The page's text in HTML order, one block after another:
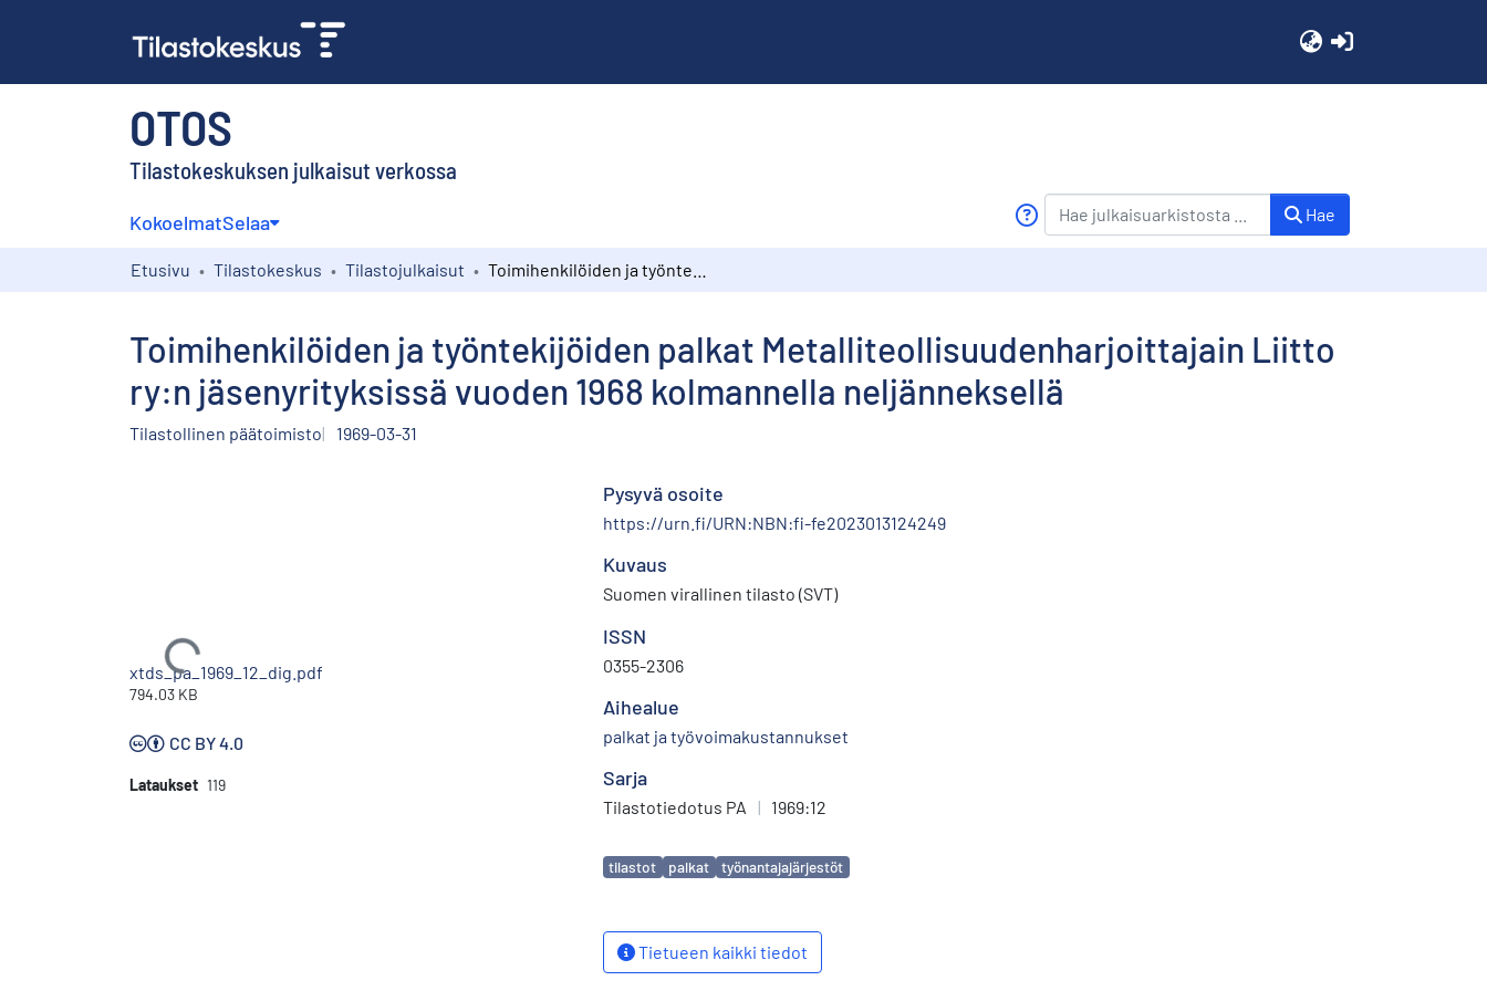
OTOS
Tilastokeskuksen julkaisut verkossa
KokoelmatSelaa Hae
Etusivu Tilastokeskus Tilastojulkaisut
Toimihenkilöiden ja työntekijöiden palkat Metalliteollisuudenharjoittajain Liitto
ry:n jäsenyrityksissä vuoden 1968 kolmannella neljänneksellä
Tilastollinen päätoimisto 1969-03-31
Ladataan...
xtds_pa_1969_12_dig.pdf
794.03 KB
CC BY 4.0
Lataukset 119
Pysyvä osoite
https://urn.fi/URN:NBN:fi-fe2023013124249
Kuvaus
Suomen virallinen tilasto (SVT)
ISSN
0355-2306
Aihealue
palkat ja työvoimakustannukset
Sarja
Tilastotiedotus PA | 1969:12
Avainsanat
tilastot palkat työnantajajärjestöt
Tietueen kaikki tiedot